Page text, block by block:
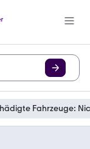
Fahrzeuge: